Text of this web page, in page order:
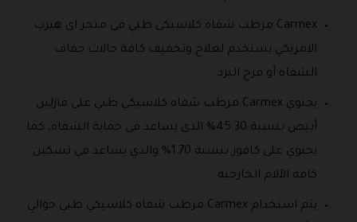
Carmex‏ مرطب شفاه كلاسيكي طبي في متجر اي هيرب
الامريكي يستخدم لعلاج وتخفيف كافة حالات جفاف
الشفاه أو قرح البرد.
يحتوي Carmex‏ مرطب شفاه كلاسيكي طبي على فازلين
أبيض بنسبة 45.30% الذي يساعد في حماية الشفاه، كما
يحتوي على كافور بنسبة 1.70% والذي يساعد في تسكين
كافة الآلام الخارجية.
يتم استخدام Carmex‏ مرطب شفاه كلاسيكي طبي حوالي